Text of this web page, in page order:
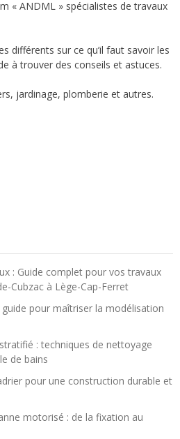
« ANDML » spécialistes de travaux
différents sur ce qu’il faut savoir les
à trouver des conseils et astuces.
jardinage, plomberie et autres.
: Guide complet pour vos travaux
Cubzac à Lège-Cap-Ferret
pour maîtriser la modélisation
: techniques de nettoyage
de bains
pour une construction durable et
motorisé : de la fixation au